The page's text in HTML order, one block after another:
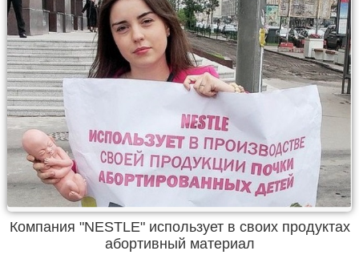
Компания "NESTLE" использует в своих продуктах
абортивный материал